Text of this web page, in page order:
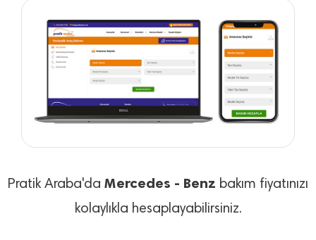
Pratik Araba'da Mercedes - Benz bakım fiyatınızı
kolaylıkla hesaplayabilirsiniz.